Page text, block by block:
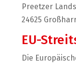
Preetzer
24625
EU-
Die